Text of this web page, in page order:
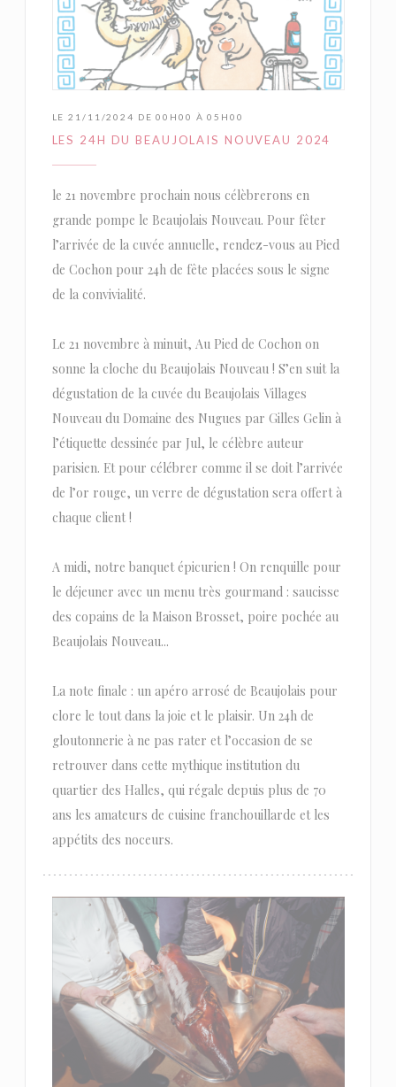
LE 21/11/2024 DE 00H00 À 05H00
LES 24H DU BEAUJOLAIS NOUVEAU 2024
le 21 novembre prochain nous célèbrerons en
grande pompe le Beaujolais Nouveau. Pour fêter
l’arrivée de la cuvée annuelle, rendez-vous au Pied
de Cochon pour 24h de fête placées sous le signe
de la convivialité.
Le 21 novembre à minuit, Au Pied de Cochon on
sonne la cloche du Beaujolais Nouveau ! S’en suit la
dégustation de la cuvée du Beaujolais Villages
Nouveau du Domaine des Nugues par Gilles Gelin à
l’étiquette dessinée par Jul, le célèbre auteur
parisien. Et pour célébrer comme il se doit l’arrivée
de l’or rouge, un verre de dégustation sera offert à
chaque client !
A midi, notre banquet épicurien ! On renquille pour
le déjeuner avec un menu très gourmand : saucisse
des copains de la Maison Brosset, poire pochée au
Beaujolais Nouveau...
La note finale : un apéro arrosé de Beaujolais pour
clore le tout dans la joie et le plaisir. Un 24h de
gloutonnerie à ne pas rater et l’occasion de se
retrouver dans cette mythique institution du
quartier des Halles, qui régale depuis plus de 70
ans les amateurs de cuisine franchouillarde et les
appétits des noceurs.